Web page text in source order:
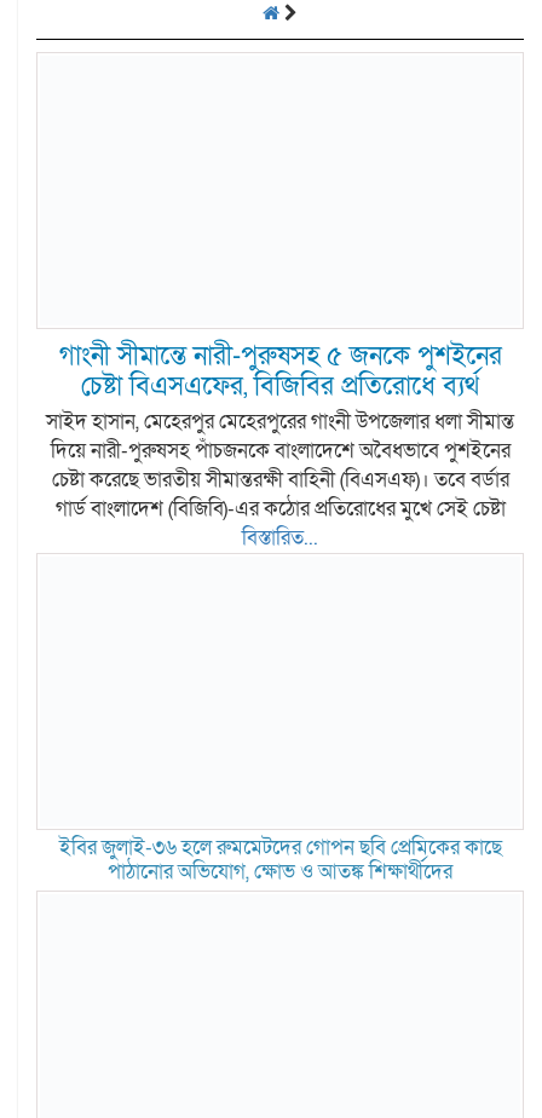
গাংনী সীমান্তে নারী-পুরুষসহ ৫ জনকে পুশইনের
চেষ্টা বিএসএফের, বিজিবির প্রতিরোধে ব্যর্থ
সাইদ হাসান, মেহেরপুর মেহেরপুরের গাংনী উপজেলার ধলা সীমান্ত
দিয়ে নারী-পুরুষসহ পাঁচজনকে বাংলাদেশে অবৈধভাবে পুশইনের
চেষ্টা করেছে ভারতীয় সীমান্তরক্ষী বাহিনী (বিএসএফ)। তবে বর্ডার
গার্ড বাংলাদেশ (বিজিবি)-এর কঠোর প্রতিরোধের মুখে সেই চেষ্টা
বিস্তারিত...
ইবির জুলাই-৩৬ হলে রুমমেটদের গোপন ছবি প্রেমিকের কাছে
পাঠানোর অভিযোগ, ক্ষোভ ও আতঙ্ক শিক্ষার্থীদের